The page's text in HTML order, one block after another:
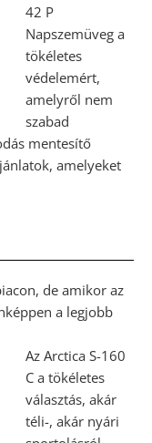
42 P
Napszemüveg a
tökéletes
védelemért,
amelyről nem
szabad
mentesítő
amelyeket
de amikor az
a legjobb
Az Arctica S-160
C a tökéletes
választás, akár
téli-, akár nyári